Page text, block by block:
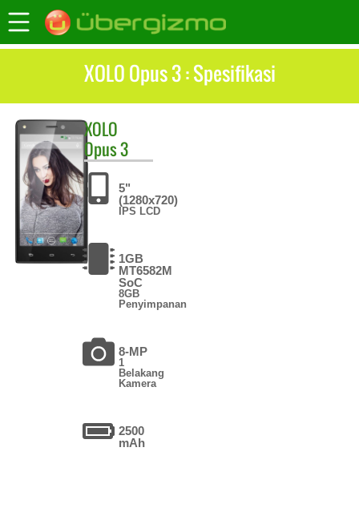
XOLO Opus 3 : Spesifikasi
XOLO
Opus 3
5"
(1280x720)
IPS LCD
1GB
MT6582M
SoC
8GB
Penyimpanan
8-MP
1
Belakang
Kamera
2500
mAh